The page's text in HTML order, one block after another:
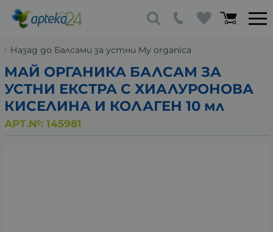
Назад до Балсами за устни My organica
МАЙ ОРГАНИКА БАЛСАМ ЗА
УСТНИ ЕКСТРА С ХИАЛУРОНОВА
КИСЕЛИНА И КОЛАГЕН 10 мл
АРТ.№: 145981